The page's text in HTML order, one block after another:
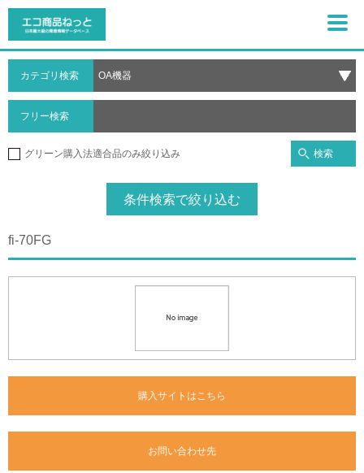
カテゴリ検索
フリー検索
グリーン購入法適合品のみ絞り込み 検索
条件検索で絞り込む
fi-70FG
購入サイトはこちら
お問い合わせ先